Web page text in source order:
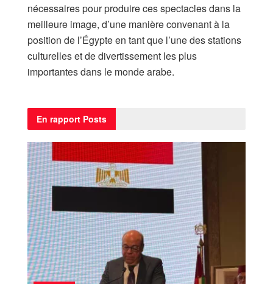
nécessaires pour produire ces spectacles dans la
meilleure image, d’une manière convenant à la
position de l’Égypte en tant que l’une des stations
culturelles et de divertissement les plus
importantes dans le monde arabe.
En rapport Posts